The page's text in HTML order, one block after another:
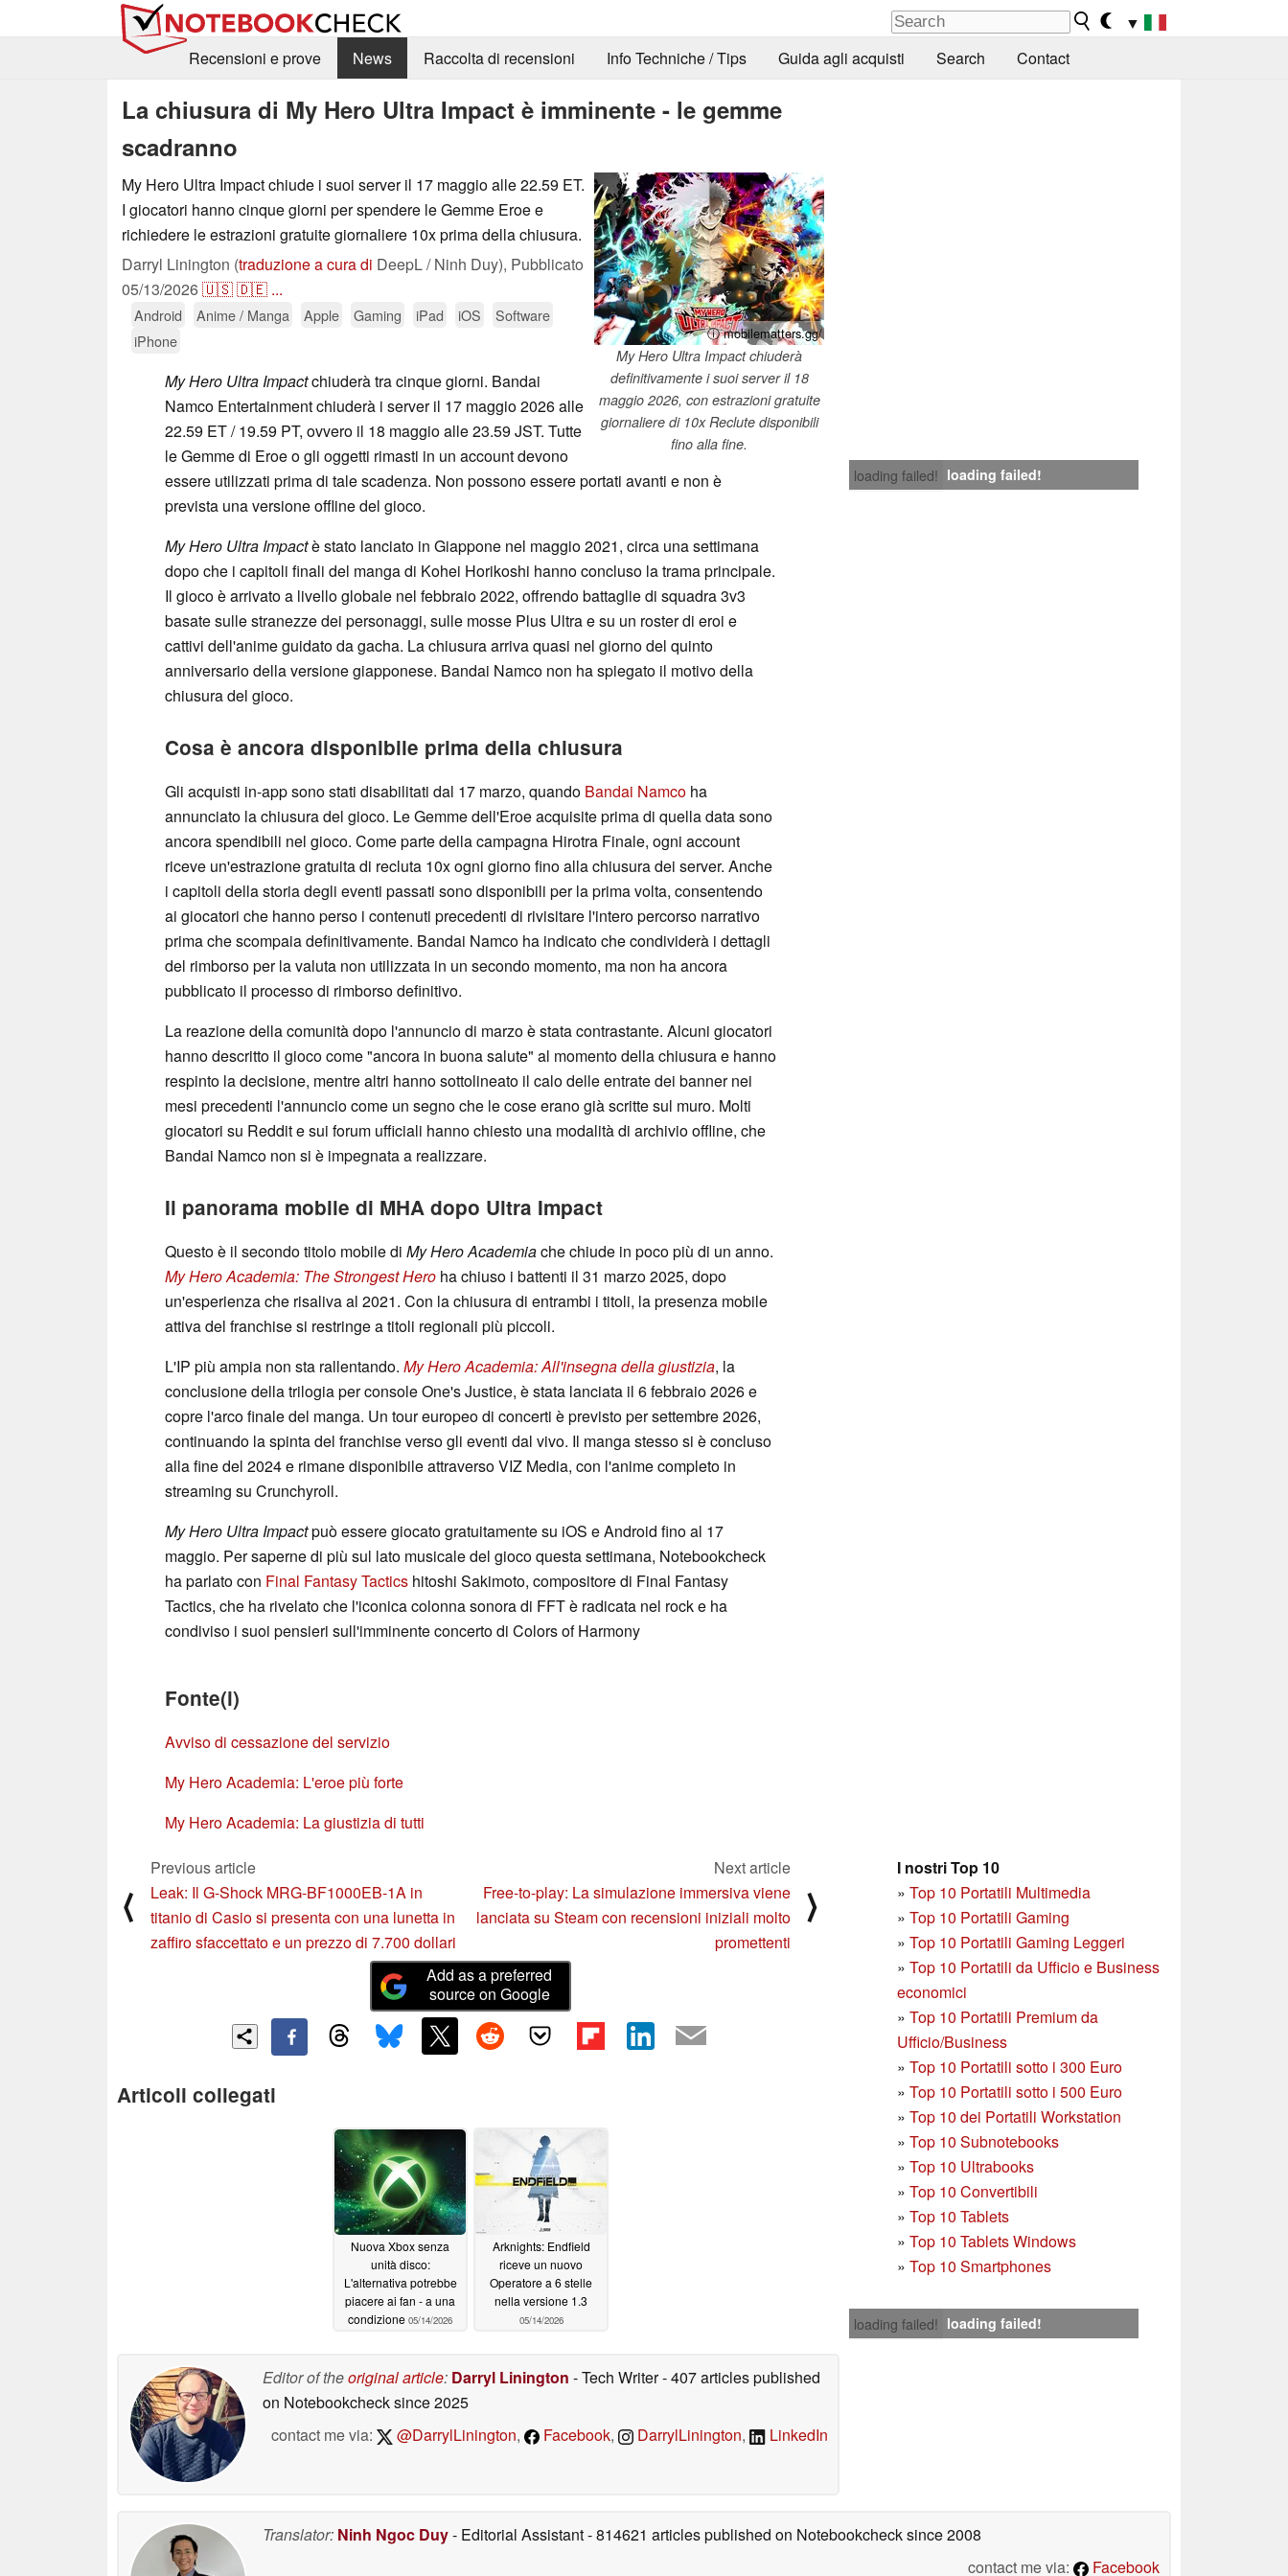
▼
Recensioni e prove
News Raccolta di recensioni Info Techniche / Tips Guida agli acquisti Search Contact
La chiusura di My Hero Ultra Impact è imminente - le gemme
scadranno
ⓘ mobilematters.gg/
My Hero Ultra Impact chiuderà
definitivamente i suoi server il 18
maggio 2026, con estrazioni gratuite
giornaliere di 10x Reclute disponibili
fino alla fine.
My Hero Ultra Impact chiude i suoi server il 17 maggio alle 22.59 ET.
I giocatori hanno cinque giorni per spendere le Gemme Eroe e
richiedere le estrazioni gratuite giornaliere 10x prima della chiusura.
Darryl Linington (traduzione a cura di DeepL / Ninh Duy), Pubblicato
05/13/2026🇺🇸🇩🇪 ...
Android Anime / Manga Apple Gaming iPad iOS
Software
iPhone
loading failed! loading failed!
My Hero Ultra Impactchiuderà tra cinque giorni. Bandai
Namco Entertainment chiuderà i server il 17 maggio 2026 alle
22.59 ET / 19.59 PT, ovvero il 18 maggio alle 23.59 JST. Tutte
le Gemme di Eroe o gli oggetti rimasti in un account devono
essere utilizzati prima di tale scadenza. Non possono essere portati avanti e non è
prevista una versione offline del gioco.
My Hero Ultra Impactè stato lanciato in Giappone nel maggio 2021, circa una settimana
dopo che i capitoli finali del manga di Kohei Horikoshi hanno concluso la trama principale.
Il gioco è arrivato a livello globale nel febbraio 2022, offrendo battaglie di squadra 3v3
basate sulle stranezze dei personaggi, sulle mosse Plus Ultra e su un roster di eroi e
cattivi dell'anime guidato da gacha. La chiusura arriva quasi nel giorno del quinto
anniversario della versione giapponese. Bandai Namco non ha spiegato il motivo della
chiusura del gioco.
Cosa è ancora disponibile prima della chiusura
Gli acquisti in-app sono stati disabilitati dal 17 marzo, quando Bandai Namco ha
annunciato la chiusura del gioco. Le Gemme dell'Eroe acquisite prima di quella data sono
ancora spendibili nel gioco. Come parte della campagna Hirotra Finale, ogni account
riceve un'estrazione gratuita di recluta 10x ogni giorno fino alla chiusura dei server. Anche
i capitoli della storia degli eventi passati sono disponibili per la prima volta, consentendo
ai giocatori che hanno perso i contenuti precedenti di rivisitare l'intero percorso narrativo
prima che scompaia definitivamente. Bandai Namco ha indicato che condividerà i dettagli
del rimborso per la valuta non utilizzata in un secondo momento, ma non ha ancora
pubblicato il processo di rimborso definitivo.
La reazione della comunità dopo l'annuncio di marzo è stata contrastante. Alcuni giocatori
hanno descritto il gioco come "ancora in buona salute" al momento della chiusura e hanno
respinto la decisione, mentre altri hanno sottolineato il calo delle entrate dei banner nei
mesi precedenti l'annuncio come un segno che le cose erano già scritte sul muro. Molti
giocatori su Reddit e sui forum ufficiali hanno chiesto una modalità di archivio offline, che
Bandai Namco non si è impegnata a realizzare.
Il panorama mobile di MHA dopo Ultra Impact
Questo è il secondo titolo mobile di My Hero Academiache chiude in poco più di un anno.
My Hero Academia: The Strongest Hero ha chiuso i battenti il 31 marzo 2025, dopo
un'esperienza che risaliva al 2021. Con la chiusura di entrambi i titoli, la presenza mobile
attiva del franchise si restringe a titoli regionali più piccoli.
L'IP più ampia non sta rallentando. My Hero Academia: All'insegna della giustizia, la
conclusione della trilogia per console One's Justice, è stata lanciata il 6 febbraio 2026 e
copre l'arco finale del manga. Un tour europeo di concerti è previsto per settembre 2026,
continuando la spinta del franchise verso gli eventi dal vivo. Il manga stesso si è concluso
alla fine del 2024 e rimane disponibile attraverso VIZ Media, con l'anime completo in
streaming su Crunchyroll.
My Hero Ultra Impactpuò essere giocato gratuitamente su iOS e Android fino al 17
maggio. Per saperne di più sul lato musicale del gioco questa settimana, Notebookcheck
ha parlato con Final Fantasy Tactics hitoshi Sakimoto, compositore di Final Fantasy
Tactics, che ha rivelato che l'iconica colonna sonora di FFT è radicata nel rock e ha
condiviso i suoi pensieri sull'imminente concerto di Colors of Harmony
Fonte(i)
Avviso di cessazione del servizio
My Hero Academia: L'eroe più forte
My Hero Academia: La giustizia di tutti
I nostri Top 10
» Top 10 Portatili Multimedia
» Top 10 Portatili Gaming
» Top 10 Portatili Gaming Leggeri
» Top 10 Portatili da Ufficio e Business
economici
» Top 10 Portatili Premium da
Ufficio/Business
» Top 10 Portatili sotto i 300 Euro
» Top 10 Portatili sotto i 500 Euro
» Top 10 dei Portatili Workstation
» Top 10 Subnotebooks
» Top 10 Ultrabooks
» Top 10 Convertibili
» Top 10 Tablets
» Top 10 Tablets Windows
» Top 10 Smartphones
loading failed! loading failed!
⟨
Previous article
Leak: Il G-Shock MRG-BF1000EB-1A in
titanio di Casio si presenta con una lunetta in
zaffiro sfaccettato e un prezzo di 7.700 dollari
Next article
Free-to-play: La simulazione immersiva viene
lanciata su Steam con recensioni iniziali molto
promettenti
⟩
Add as a preferred
source on Google
Articoli collegati
Nuova Xbox senza
unità disco:
L'alternativa potrebbe
piacere ai fan - a una
condizione 05/14/2026
Arknights: Endfield
riceve un nuovo
Operatore a 6 stelle
nella versione 1.3
05/14/2026
Editor of theoriginal article: Darryl Linington - Tech Writer- 407 articles published
on Notebookchecksince 2025
contact me via:
@DarrylLinington, Facebook, DarrylLinington, LinkedIn
Translator: Ninh Ngoc Duy- Editorial Assistant- 814621 articles published on Notebookchecksince 2008
contact me via:
Facebook